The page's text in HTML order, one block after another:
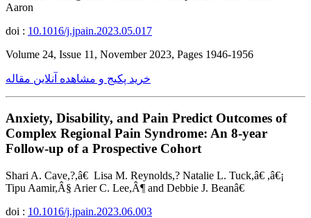
Aaron
doi : 10.1016/j.jpain.2023.05.017
Volume 24, Issue 11, November 2023, Pages 1946-1956
خرید پکیج و مشاهده آنلاین مقاله
Anxiety, Disability, and Pain Predict Outcomes of
Complex Regional Pain Syndrome: An 8-year
Follow-up of a Prospective Cohort
Shari A. Cave,?,â€ Lisa M. Reynolds,? Natalie L. Tuck,â€ ,â€¡
Tipu Aamir,Â§ Arier C. Lee,Â¶ and Debbie J. Beanâ€
doi : 10.1016/j.jpain.2023.06.003